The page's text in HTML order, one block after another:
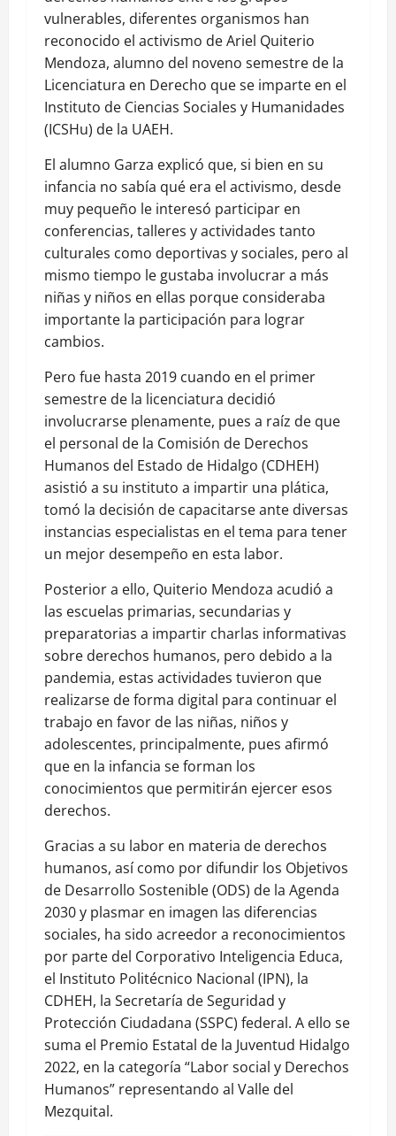
vulnerables, diferentes organismos han
reconocido el activismo de Ariel Quiterio
Mendoza, alumno del noveno semestre de la
Licenciatura en Derecho que se imparte en el
Instituto de Ciencias Sociales y Humanidades
(ICSHu) de la UAEH.
El alumno Garza explicó que, si bien en su
infancia no sabía qué era el activismo, desde
muy pequeño le interesó participar en
conferencias, talleres y actividades tanto
culturales como deportivas y sociales, pero al
mismo tiempo le gustaba involucrar a más
niñas y niños en ellas porque consideraba
importante la participación para lograr
cambios.
Pero fue hasta 2019 cuando en el primer
semestre de la licenciatura decidió
involucrarse plenamente, pues a raíz de que
el personal de la Comisión de Derechos
Humanos del Estado de Hidalgo (CDHEH)
asistió a su instituto a impartir una plática,
tomó la decisión de capacitarse ante diversas
instancias especialistas en el tema para tener
un mejor desempeño en esta labor.
Posterior a ello, Quiterio Mendoza acudió a
las escuelas primarias, secundarias y
preparatorias a impartir charlas informativas
sobre derechos humanos, pero debido a la
pandemia, estas actividades tuvieron que
realizarse de forma digital para continuar el
trabajo en favor de las niñas, niños y
adolescentes, principalmente, pues afirmó
que en la infancia se forman los
conocimientos que permitirán ejercer esos
derechos.
Gracias a su labor en materia de derechos
humanos, así como por difundir los Objetivos
de Desarrollo Sostenible (ODS) de la Agenda
2030 y plasmar en imagen las diferencias
sociales, ha sido acreedor a reconocimientos
por parte del Corporativo Inteligencia Educa,
el Instituto Politécnico Nacional (IPN), la
CDHEH, la Secretaría de Seguridad y
Protección Ciudadana (SSPC) federal. A ello se
suma el Premio Estatal de la Juventud Hidalgo
2022, en la categoría “Labor social y Derechos
Humanos” representando al Valle del
Mezquital.